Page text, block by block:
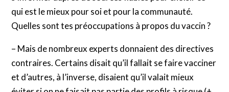
qui est le mieux pour soi et pour la communauté.
Quelles sont tes préoccupations à propos du vaccin ?
– Mais de nombreux experts donnaient des directives
contraires. Certains disait qu’il fallait se faire vacciner
et d’autres, à l’inverse, disaient qu’il valait mieux